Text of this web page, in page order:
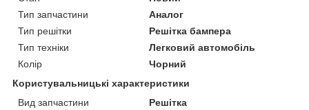
Тип запчастини
Аналог
Тип решітки
Решітка бампера
Тип техніки
Легковий автомобіль
Колір
Чорний
Користувальницькі характеристики
Вид запчастини
Решітка